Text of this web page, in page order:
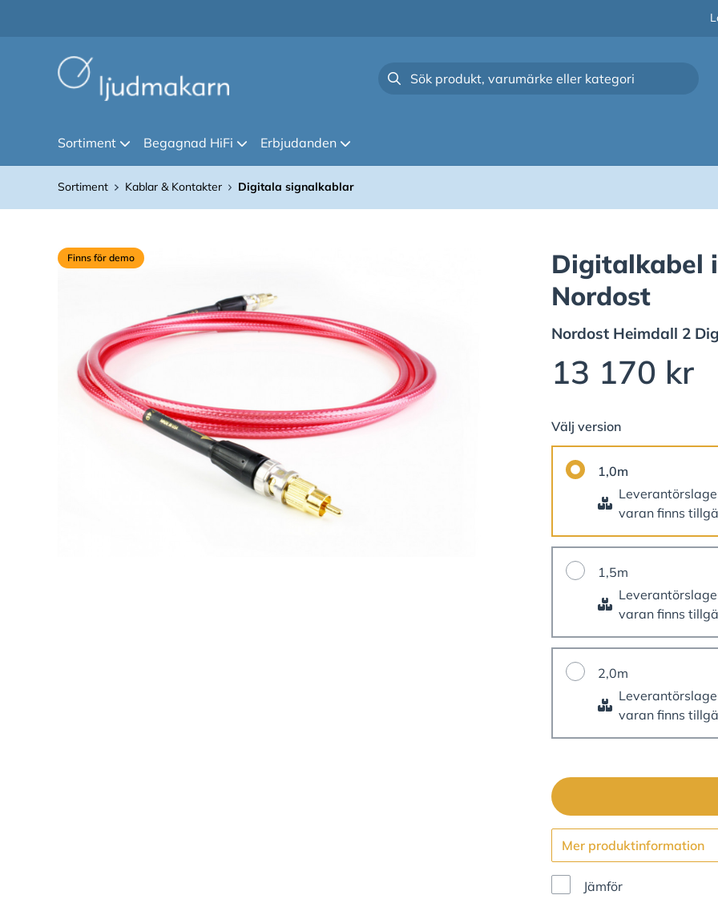
Sortiment Begagnad HiFi Erbjudanden
Sortiment Kablar & Kontakter Digitala signalkablar
Finns för demo
Digitalkabel
Nordost
Nordost Heimdall 2
13 170 kr
Välj version
1,0m
varan finns
1,5m
varan finns
2,0m
varan finns
Mer produktinformation
Jämför